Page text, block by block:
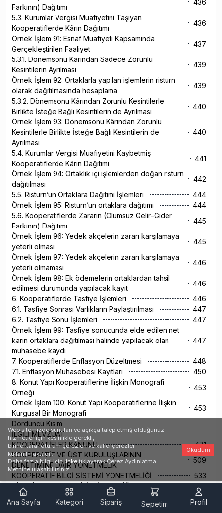
Farkının) Dağıtımı
436
5.3. Kurumlar Vergisi Muafiyetini Taşıyan
Kooperatiflerde Kârın Dağıtımı
436
Örnek İşlem 91: Esnaf Muafiyeti Kapsamında
Gerçekleştirilen Faaliyet
437
5.3.1. Dönemsonu Kârından Sadece Zorunlu
Kesintilerin Ayrılması
439
Örnek İşlem 92: Ortaklarla yapılan işlemlerin risturn
olarak dağıtılmasında hesaplama
439
5.3.2. Dönemsonu Kârından Zorunlu Kesintilerle
Birlikte İsteğe Bağlı Kesintilerin de Ayrılması
440
Örnek İşlem 93: Dönemsonu Kârından Zorunlu
Kesintilerle Birlikte İsteğe Bağlı Kesintilerin de
Ayrılması
440
5.4. Kurumlar Vergisi Muafiyetini Kaybetmiş
Kooperatiflerde Kârın Dağıtımı
441
Örnek İşlem 94: Ortaklık içi işlemlerden doğan risturn
dağıtılması
442
5.5. Risturn’un Ortaklara Dağıtımı İşlemleri
444
Örnek İşlem 95: Risturn’un ortaklara dağıtımı
444
5.6. Kooperatiflerde Zararın (Olumsuz Gelir–Gider
Farkının) Dağıtımı
445
Örnek İşlem 96: Yedek akçelerin zararı karşılamaya
yeterli olması
445
Örnek İşlem 97: Yedek akçelerin zararı karşılamaya
yeterli olmaması
446
Örnek İşlem 98: Ek ödemelerin ortaklardan tahsil
edilmesi durumunda yapılacak kayıt
446
6. Kooperatiflerde Tasfiye İşlemleri
446
6.1. Tasfiye Sonrası Varlıkların Paylaştırılması
447
6.2. Tasfiye Sonu İşlemleri
447
Örnek İşlem 99: Tasfiye sonucunda elde edilen net
karın ortaklara dağıtılması halinde yapılacak olan
muhasebe kaydı
447
7. Kooperatiflerde Enflasyon Düzeltmesi
448
7.1. Enflasyon Muhasebesi Kayıtları
450
8. Konut Yapı Kooperatiflerine İlişkin Monografi
Örneği
453
Örnek İşlem 100: Konut Yapı Kooperatiflerine İlişkin
Kurgusal Bir Monografi
453
Dördüncü Kısım
İLGİLİ MEVZUAT
KOOPERATİFLER KANUNU
471
KOOPERATİF VE ÜST KURULUŞLARININ
DENETİMİNE DAİR YÖNETMELİK
509
KOOPERATİF BİLGİ SİSTEMİ YÖNETMELİĞİ
533
TİCARİ DEFTERLERE İLİŞKİN TEBLİĞ
543
Kaynakça
555
Kavram Dizini
559
Ana Sayfa Kategori Sipariş Sepetim Profil
Web sitemizde sunulan ve açıkça talep etmiş olduğunuz
hizmetler için kesinlikle gerekli,
birinci taraf oturum çerezleri ve kalıcı çerezler
kullanılmaktadır.
Daha fazla bilgi için linke tıklayarak Çerez Aydınlatma
Metnine ulaşabilirsiniz.
Okudum